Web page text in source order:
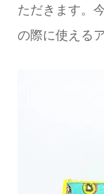
ただきます。
の際に使える